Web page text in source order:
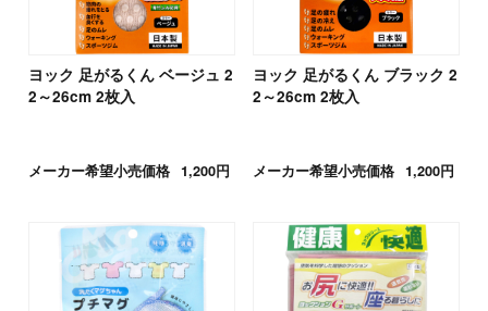
ヨック 足がるくん ベージュ 2
2～26cm 2枚入
メーカー希望小売価格 1,200円
ヨック 足がるくん ブラック 2
2～26cm 2枚入
メーカー希望小売価格 1,200円